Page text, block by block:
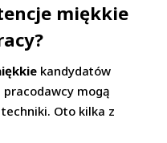
miękkie
kandydatów
mogą
Oto kilka z